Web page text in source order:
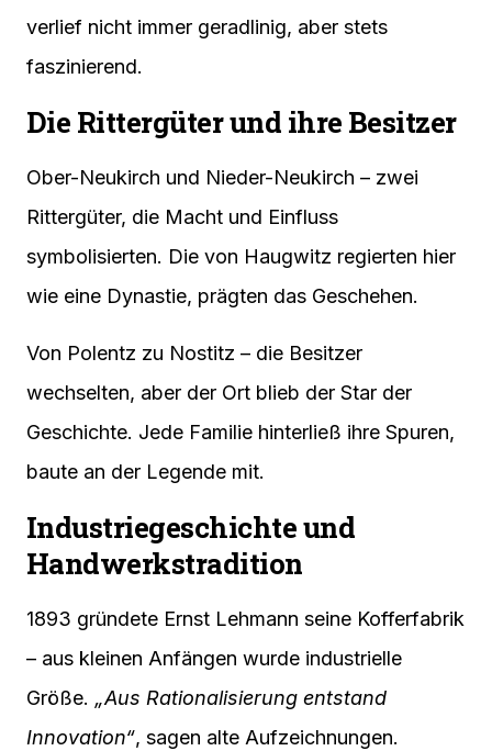
verlief nicht immer geradlinig, aber stets
faszinierend.
Die Rittergüter und ihre Besitzer
Ober-Neukirch und Nieder-Neukirch – zwei
Rittergüter, die Macht und Einfluss
symbolisierten. Die von Haugwitz regierten hier
wie eine Dynastie, prägten das Geschehen.
Von Polentz zu Nostitz – die Besitzer
wechselten, aber der Ort blieb der Star der
Geschichte. Jede Familie hinterließ ihre Spuren,
baute an der Legende mit.
Industriegeschichte und
Handwerkstradition
1893 gründete Ernst Lehmann seine Kofferfabrik
– aus kleinen Anfängen wurde industrielle
Größe. „Aus Rationalisierung entstand
Innovation“, sagen alte Aufzeichnungen.